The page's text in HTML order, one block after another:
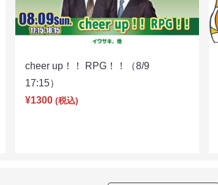
cheer up！！ RPG！！（8/9
17:15）
¥1300 (税込)